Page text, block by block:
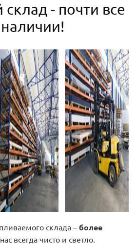
- почти все
склада – более
всегда чисто и светло.